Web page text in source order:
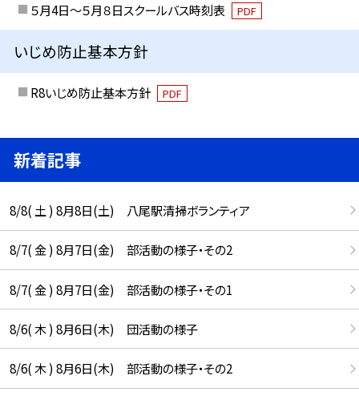
５月4日～５月８日スクールバス時刻表 PDF
いじめ防止基本方針
R8いじめ防止基本方針 PDF
新着記事
8/8( 土 ) 8月8日(土) 八尾駅清掃ボランティア
8/7( 金 ) 8月7日(金) 部活動の様子・その2
8/7( 金 ) 8月7日(金) 部活動の様子・その1
8/6( 木 ) 8月6日(木) 団活動の様子
8/6( 木 ) 8月6日(木) 部活動の様子・その2